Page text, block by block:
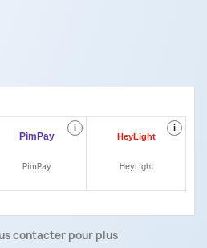
i
PimPay
i
HeyLight
contacter pour plus